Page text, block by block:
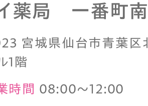
薬局 一番町
宮城県仙台市青葉区
1階
時間 08:00～12:00